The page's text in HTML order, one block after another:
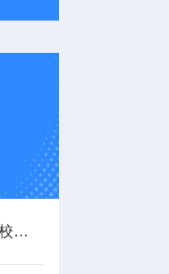
校园里的 “气象课堂”：高中校园气象站配备的育人价值